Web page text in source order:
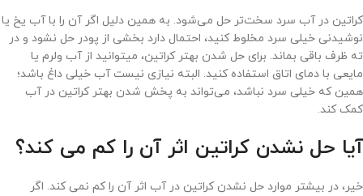
کراتین در آب سرد سخت‌تر حل می‌شود. به همین دلیل اگر آن را با آب یخ یا
نوشیدنی خیلی سرد مخلوط کنید، احتمال دارد بخشی از پودر حل نشود و در
ته ظرف باقی بماند. برای حل شدن بهتر کراتین، میتوانید از آب ولرم یا
مایعی با دمای اتاق استفاده کنید. البته نیازی نیست آب خیلی داغ باشد؛
همین که خیلی سرد نباشد، می‌تواند به پخش شدن بهتر کراتین در آب
کمک کند.
آیا حل نشدن کراتین اثر آن را کم می کند؟
خیر، در بیشتر موارد حل نشدن کراتین در آب اثر آن را کم نمی کند. اگر